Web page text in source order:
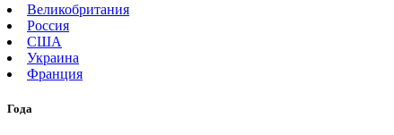
Великобритания
Россия
США
Украина
Франция
Года